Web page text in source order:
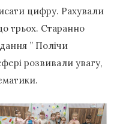
цифру. Рахували
трьох. Старанно
” Полічи
розвивали увагу,